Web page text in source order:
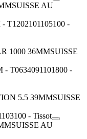
SUISSE AU
1000 36MMSUISSE
5.5 39MMSUISSE
SUISSE AU